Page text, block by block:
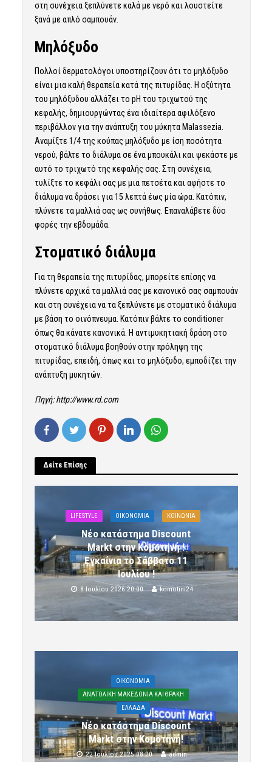
στη συνέχεια ξεπλύνετε καλά με νερό και λουστείτε
ξανά με απλό σαμπουάν.
Μηλόξυδο
Πολλοί δερματολόγοι υποστηρίζουν ότι το μηλόξυδο
είναι μια καλή θεραπεία κατά της πιτυρίδας. Η οξύτητα
του μηλόξυδου αλλάζει το pH του τριχωτού της
κεφαλής, δημιουργώντας ένα ιδιαίτερα αφιλόξενο
περιβάλλον για την ανάπτυξη του μύκητα Malassezia.
Αναμίξτε 1/4 της κούπας μηλόξυδο με ίση ποσότητα
νερού, βάλτε το διάλυμα σε ένα μπουκάλι και ψεκάστε με
αυτό το τριχωτό της κεφαλής σας. Στη συνέχεια,
τυλίξτε το κεφάλι σας με μια πετσέτα και αφήστε το
διάλυμα να δράσει για 15 λεπτά έως μία ώρα. Κατόπιν,
πλύνετε τα μαλλιά σας ως συνήθως. Επαναλάβετε δύο
φορές την εβδομάδα.
Στοματικό διάλυμα
Για τη θεραπεία της πιτυρίδας, μπορείτε επίσης να
πλύνετε αρχικά τα μαλλιά σας με κανονικό σας σαμπουάν
και στη συνέχεια να τα ξεπλύνετε με στοματικό διάλυμα
με βάση το οινόπνευμα. Κατόπιν βάλτε το conditioner
όπως θα κάνατε κανονικά. Η αντιμυκητιακή δράση στο
στοματικό διάλυμα βοηθούν στην πρόληψη της
πιτυρίδας, επειδή, όπως και το μηλόξυδο, εμποδίζει την
ανάπτυξη μυκητών.
Πηγή:http://www.rd.com
Δείτε Επίσης
LIFESTYLE OIKONOMIA ΚΟΙΝΩΝΙΑ
Νέο κατάστημα Discount
Markt στην Κομοτηνή !
Εγκαίνια το Σάββατο 11
Ιουλίου !
8 Ιουλίου 2026 20:00 komotini24
OIKONOMIA
ΑΝΑΤΟΛΙΚΗ ΜΑΚΕΔΟΝΙΑ ΚΑΙ ΘΡΑΚΗ
ΕΛΛΑΔΑ
Νέο κατάστημα Discount
Markt στην Κομοτηνή!
22 Ιουλίου 2025 08:20 admin